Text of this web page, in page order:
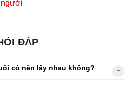
người
ĐÁP
có nên lấy nhau không?